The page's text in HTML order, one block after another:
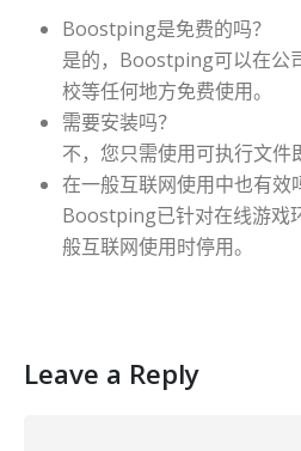
Boostping是免费的吗？
是的，Boostping可以在公
校等任何地方免费使用。
需要安装吗？
不，您只需使用可执行文件
在一般互联网使用中也有效
Boostping已针对在线游戏
般互联网使用时停用。
Leave a Reply